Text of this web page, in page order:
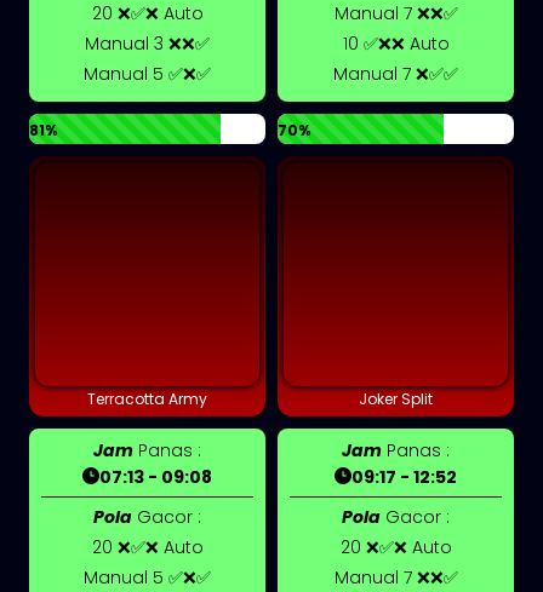
20 ❌✅❌ Auto
Manual 3 ❌❌✅
Manual 5 ✅❌✅
81%
Manual 7 ❌❌✅
10 ✅❌❌ Auto
Manual 7 ❌✅✅
70%
Terracotta Army
Jam Panas :
07:13 - 09:08
Pola Gacor :
20 ❌✅❌ Auto
Manual 5 ✅❌✅
Joker Split
Jam Panas :
09:17 - 12:52
Pola Gacor :
20 ❌✅❌ Auto
Manual 7 ❌❌✅